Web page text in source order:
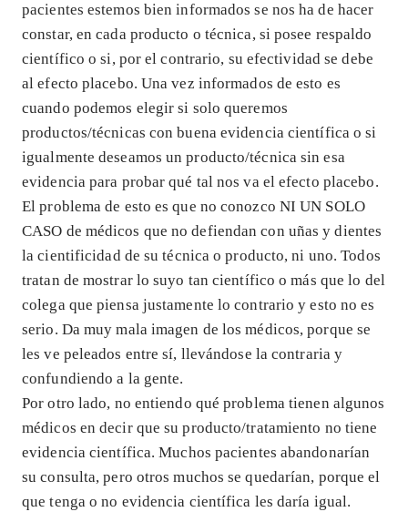
pacientes estemos bien informados se nos ha de hacer
constar, en cada producto o técnica, si posee respaldo
científico o si, por el contrario, su efectividad se debe
al efecto placebo. Una vez informados de esto es
cuando podemos elegir si solo queremos
productos/técnicas con buena evidencia científica o si
igualmente deseamos un producto/técnica sin esa
evidencia para probar qué tal nos va el efecto placebo.
El problema de esto es que no conozco NI UN SOLO
CASO de médicos que no defiendan con uñas y dientes
la cientificidad de su técnica o producto, ni uno. Todos
tratan de mostrar lo suyo tan científico o más que lo del
colega que piensa justamente lo contrario y esto no es
serio. Da muy mala imagen de los médicos, porque se
les ve peleados entre sí, llevándose la contraria y
confundiendo a la gente.
Por otro lado, no entiendo qué problema tienen algunos
médicos en decir que su producto/tratamiento no tiene
evidencia científica. Muchos pacientes abandonarían
su consulta, pero otros muchos se quedarían, porque el
que tenga o no evidencia científica les daría igual.